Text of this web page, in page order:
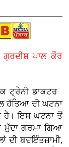
ਪਾਲ ਕੌਰ
ਟ੍ਰੇਨੀ ਡਾਕਟਰ
ਹੱਤਿਆ ਦੀ ਘਟਨਾ
ਹੈ। ਇਸ ਘਟਨਾ ਤੋਂ
ਮੁੱਦਾ ਗਰਮਾ ਗਿਆ
ਦੀ ਬਦਇੰਤਜ਼ਾਮੀ,